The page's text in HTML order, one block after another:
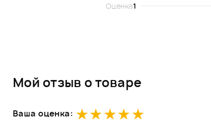
Оценка1
Мой отзыв о товаре
Ваша оценка: